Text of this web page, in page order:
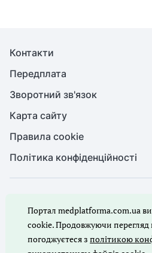
Контакти
Передплата
Зворотний зв'язок
Карта сайту
Правила cookie
Політика конфіденційності
Повне або часткове копіювання будь-
цитування, публікація їх анотованих
з письмового дозволу редакції порталу.
Портал medplatforma.com.ua
cookie. Продовжуючи перегляд
погоджуєтеся зполітикою